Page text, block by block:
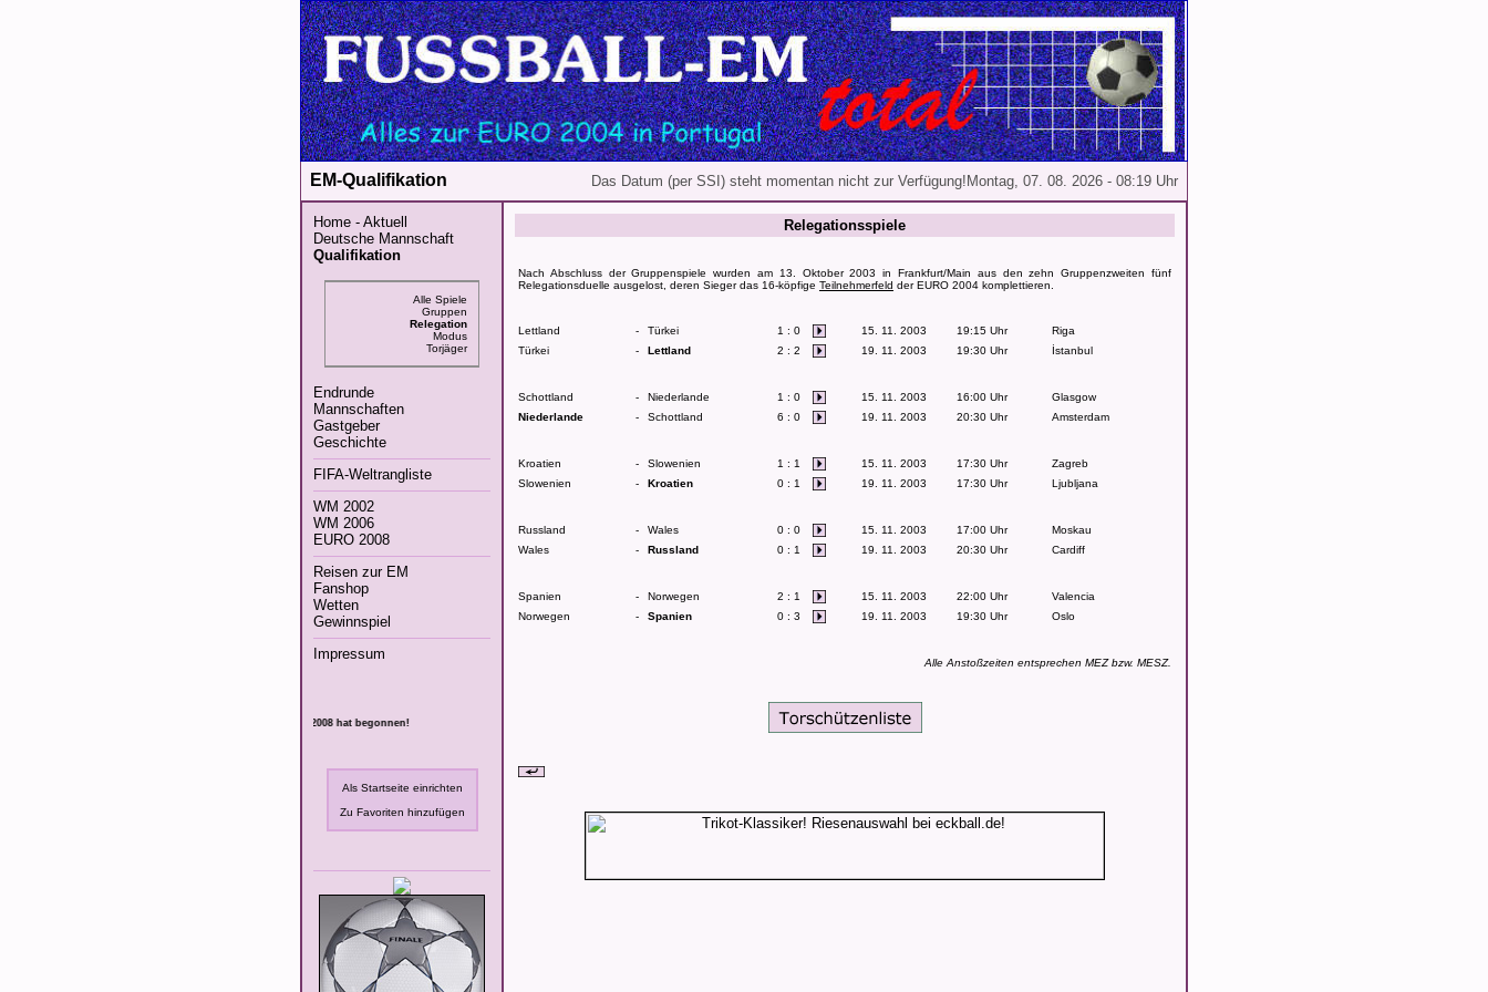
EM-Qualifikation Das Datum (per SSI) steht momentan nicht zur Verfügung!Montag, 07. 08. 2026 - 08:19 Uhr
Home - Aktuell
Deutsche Mannschaft
Qualifikation
Alle Spiele
Gruppen
Relegation
Modus
Torjäger
Endrunde
Mannschaften
Gastgeber
Geschichte
FIFA-Weltrangliste
WM 2002
WM 2006
EURO 2008
Reisen zur EM
Fanshop
Wetten
Gewinnspiel
Impressum
Die Fußball-EM 2008 hat begonnen!
Als Startseite einrichten
Zu Favoriten hinzufügen
Relegationsspiele
Nach Abschluss der Gruppenspiele wurden am 13. Oktober 2003 in Frankfurt/Main aus den zehn Gruppenzweiten fünf
Relegationsduelle ausgelost, deren Sieger das 16-köpfige Teilnehmerfeld der EURO 2004 komplettieren.
Lettland - Türkei 1 : 0 15. 11. 2003 19:15 Uhr
Riga
Türkei
- Lettland 2 : 2 19. 11. 2003 19:30 Uhr İstanbul
Schottland - Niederlande 1 : 0 15. 11. 2003 16:00 Uhr
Glasgow
Niederlande
- Schottland 6 : 0 19. 11. 2003 20:30 Uhr Amsterdam
Kroatien - Slowenien 1 : 1 15. 11. 2003 17:30 Uhr
Zagreb
Slowenien
- Kroatien 0 : 1 19. 11. 2003 17:30 Uhr Ljubljana
Russland - Wales 0 : 0 15. 11. 2003 17:00 Uhr
Moskau
Wales
- Russland 0 : 1 19. 11. 2003 20:30 Uhr Cardiff
Spanien - Norwegen 2 : 1 15. 11. 2003 22:00 Uhr
Valencia
Norwegen
- Spanien 0 : 3 19. 11. 2003 19:30 Uhr Oslo
Alle Anstoßzeiten entsprechen MEZ bzw. MESZ.